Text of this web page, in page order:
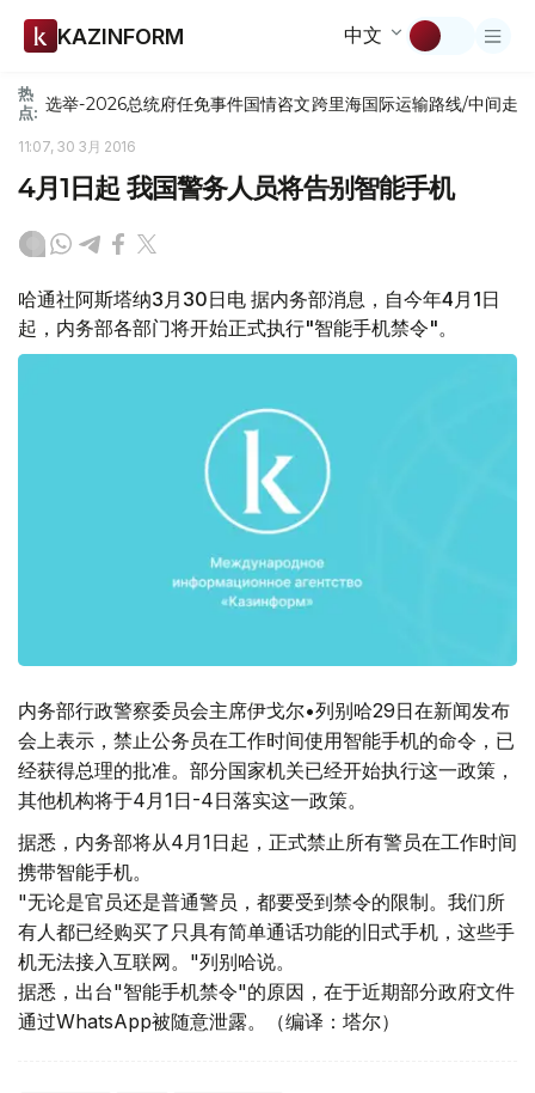
KAZINFORM 中文
热
点: 选举-2026总统府任免事件国情咨文跨里海国际运输路线/中间走廊
11:07, 30 3月 2016
4月1日起 我国警务人员将告别智能手机
哈通社阿斯塔纳3月30日电 据内务部消息，自今年4月1日
起，内务部各部门将开始正式执行"智能手机禁令"。
内务部行政警察委员会主席伊戈尔•列别哈29日在新闻发布
会上表示，禁止公务员在工作时间使用智能手机的命令，已
经获得总理的批准。部分国家机关已经开始执行这一政策，
其他机构将于4月1日-4日落实这一政策。
据悉，内务部将从4月1日起，正式禁止所有警员在工作时间
携带智能手机。
"无论是官员还是普通警员，都要受到禁令的限制。我们所
有人都已经购买了只具有简单通话功能的旧式手机，这些手
机无法接入互联网。"列别哈说。
据悉，出台"智能手机禁令"的原因，在于近期部分政府文件
通过WhatsApp被随意泄露。（编译：塔尔）